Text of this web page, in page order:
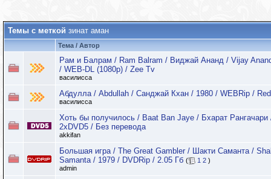
Темы с меткой зинат аман
Тема / Автор
Рам и Балрам / Ram Balram / Виджай Ананд / Vijay
/ WEB-DL (1080p) / Zee Tv
василисса
Абдулла / Abdullah / Санджай Кхан / 1980 / WEBRip /
василисса
Хоть бы получилось / Baat Ban Jaye / Бхарат Рангачари
2xDVD5 / Без перевода
akkifan
Большая игра / The Great Gambler / Шакти Саманта /
Samanta / 1979 / DVDRip / 2.05 Гб ( 1 2 )
admin